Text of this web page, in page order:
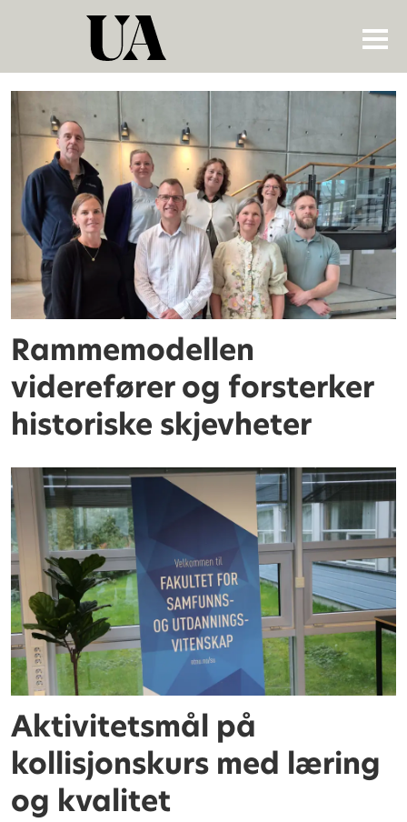
Tag:
Rammemodellen
viderefører og forsterker
historiske skjevheter
Aktivitetsmål på
kollisjonskurs med læring
og kvalitet